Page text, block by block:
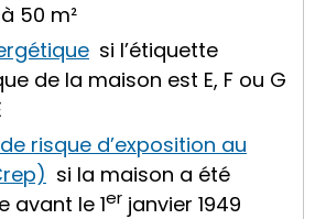
50 m²
si l’étiquette
de la maison est E, F ou G
risque d’exposition au
si la maison a été
avant le 1er janvier 1949